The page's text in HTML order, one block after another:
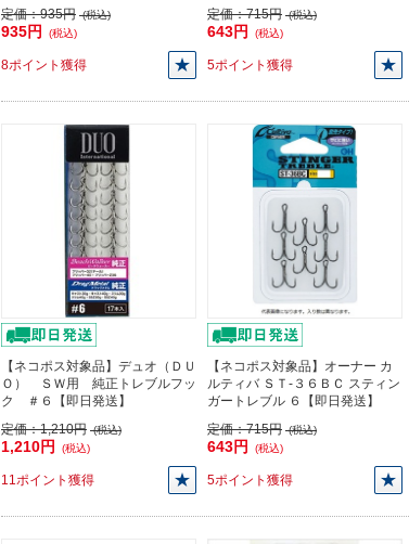
定価：935円 (税込)
935円 (税込)
8ポイント獲得
定価：715円 (税込)
643円 (税込)
5ポイント獲得
【ネコポス対象品】デュオ（ＤＵ
Ｏ） ＳＷ用 純正トレブルフッ
ク ＃６【即日発送】
定価：1,210円 (税込)
1,210円 (税込)
11ポイント獲得
【ネコポス対象品】オーナー カ
ルティバ ＳＴ-３６ＢＣ スティン
ガートレブル ６【即日発送】
定価：715円 (税込)
643円 (税込)
5ポイント獲得